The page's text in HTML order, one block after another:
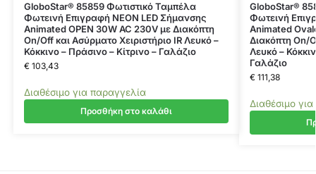
GloboStar® 85859 Φωτιστικό Ταμπέλα
Φωτεινή Επιγραφή NEON LED Σήμανσης
Animated OPEN 30W AC 230V με Διακόπτη
On/Off και Ασύρματο Χειριστήριο IR Λευκό –
Κόκκινο – Πράσινο – Κίτρινο – Γαλάζιο
€103,43
Διαθέσιμο για παραγγελία
Προσθήκη στο καλάθι
GloboStar®
Φωτεινή
Animated
Διακόπτη On/
Λευκό –
Γαλάζιο
€111,38
Διαθέσιμο